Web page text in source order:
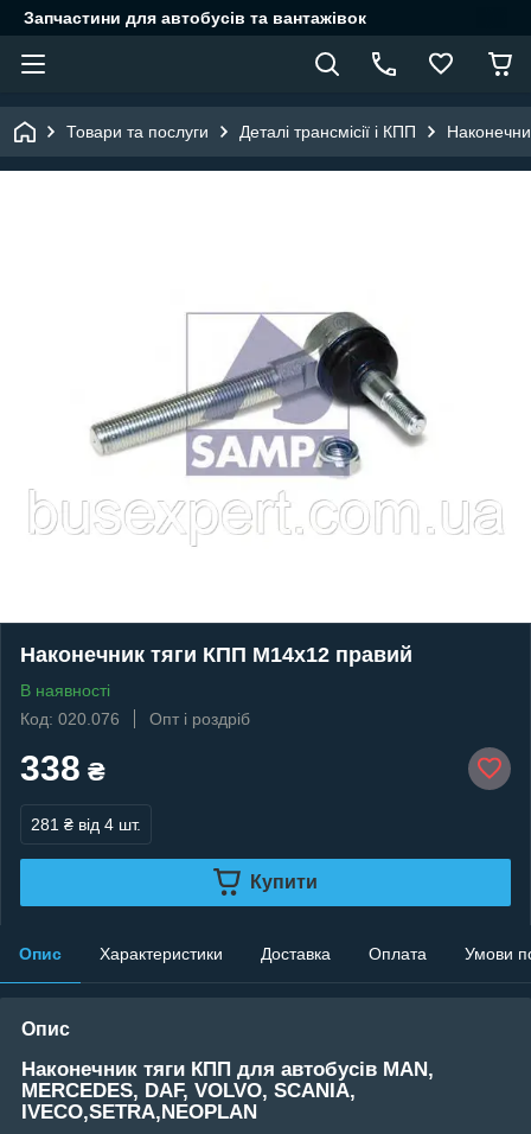
Запчастини для автобусів та вантажівок
Товари та послуги Деталі трансмісії і КПП
Наконечник тяги КПП M14x12 правий
В наявності
Код: 020.076
Опт і роздріб
338 ₴
281 ₴ від 4 шт.
Купити
Опис Характеристики Доставка Оплата Умови
Опис
Наконечник тяги КПП для автобусів MAN,
MERCEDES, DAF, VOLVO, SCANIA,
IVECO,SETRA,NEOPLAN